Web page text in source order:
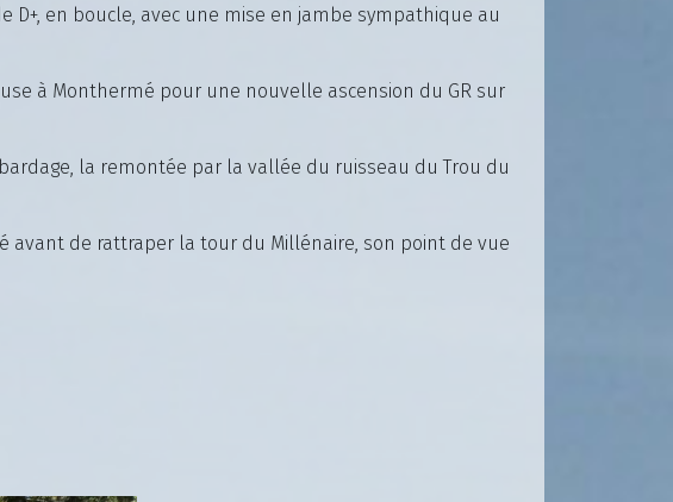
D+, en boucle, avec une mise en jambe sympathique au
à Monthermé pour une nouvelle ascension du GR sur
la remontée par la vallée du ruisseau du Trou du
avant de rattraper la tour du Millénaire, son point de vue